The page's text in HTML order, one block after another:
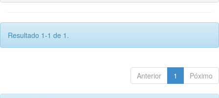
Resultado 1-1 de 1.
Anterior 1 Póximo